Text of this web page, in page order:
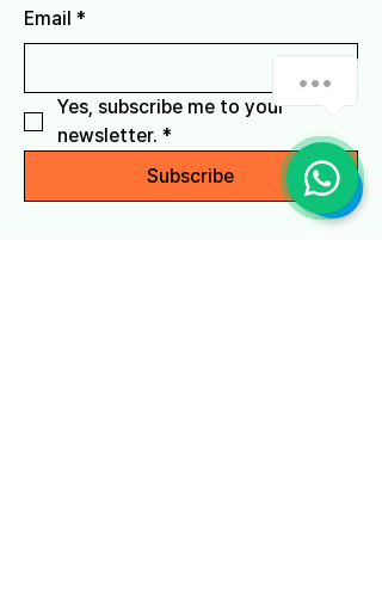
Email *
Yes, subscribe me to your
newsletter. *
Subscribe